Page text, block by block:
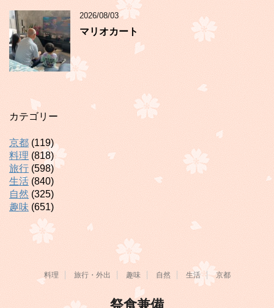
2026/08/03
マリオカート
カテゴリー
京都 (119)
料理 (818)
旅行 (598)
生活 (840)
自然 (325)
趣味 (651)
料理 旅行・外出 趣味 自然 生活 京都
祭食兼備